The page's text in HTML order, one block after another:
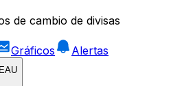
de cambio de divisas
Gráficos
Alertas